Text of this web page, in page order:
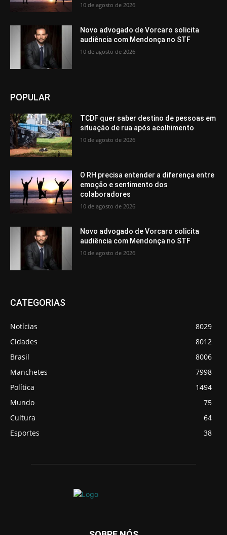
10 de agosto de 2026
Novo advogado de Vorcaro solicita
audiência com Mendonça no STF
10 de agosto de 2026
POPULAR
TCDF quer saber destino de pessoas em
situação de rua após acolhimento
10 de agosto de 2026
O RH precisa entender a diferença entre
emoção e sentimento dos
colaboradores
10 de agosto de 2026
Novo advogado de Vorcaro solicita
audiência com Mendonça no STF
10 de agosto de 2026
CATEGORIAS
Notícias
8029
Cidades
8012
Brasil
8006
Manchetes
7998
Política
1494
Mundo
75
Cultura
64
Esportes
38